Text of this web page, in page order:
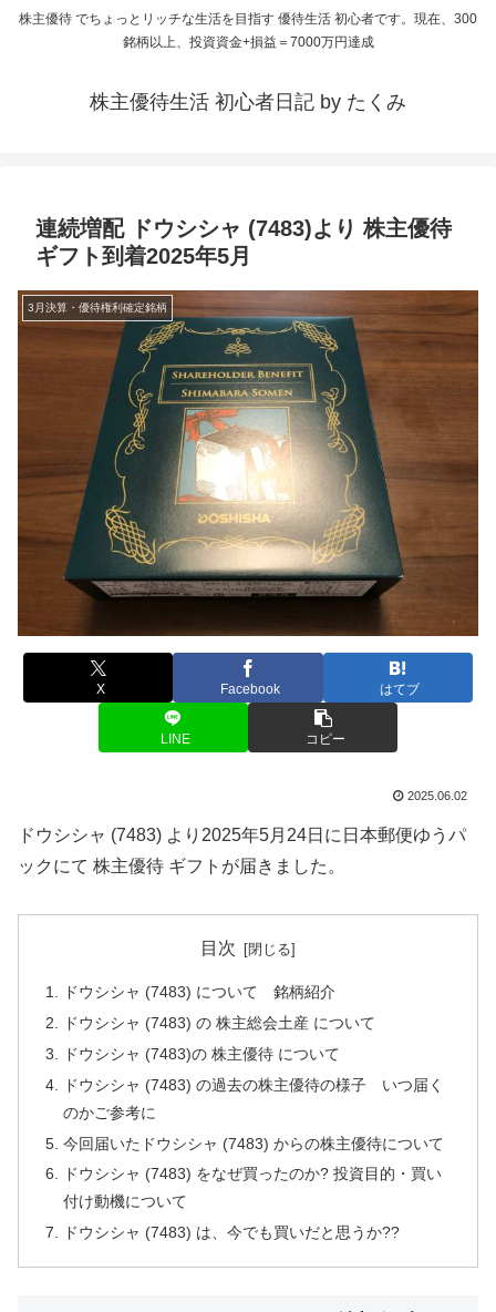
株主優待 でちょっとリッチな生活を目指す 優待生活 初心者です。現在、300
銘柄以上、投資資金+損益＝7000万円達成
株主優待生活 初心者日記 by たくみ
連続増配 ドウシシャ (7483)より 株主優待
ギフト到着2025年5月
3月決算・優待権利確定銘柄
X Facebook はてブ
LINE コピー
2025.06.02
ドウシシャ (7483) より2025年5月24日に日本郵便ゆうパ
ックにて 株主優待 ギフトが届きました。
目次
ドウシシャ (7483) について 銘柄紹介
ドウシシャ (7483) の 株主総会土産 について
ドウシシャ (7483)の 株主優待 について
ドウシシャ (7483) の過去の株主優待の様子 いつ届く
のかご参考に
今回届いたドウシシャ (7483) からの株主優待について
ドウシシャ (7483) をなぜ買ったのか? 投資目的・買い
付け動機について
ドウシシャ (7483) は、今でも買いだと思うか??